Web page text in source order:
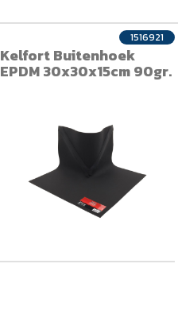
Kelfort Buitenhoek
EPDM 30x30x15cm 90gr.
1516921